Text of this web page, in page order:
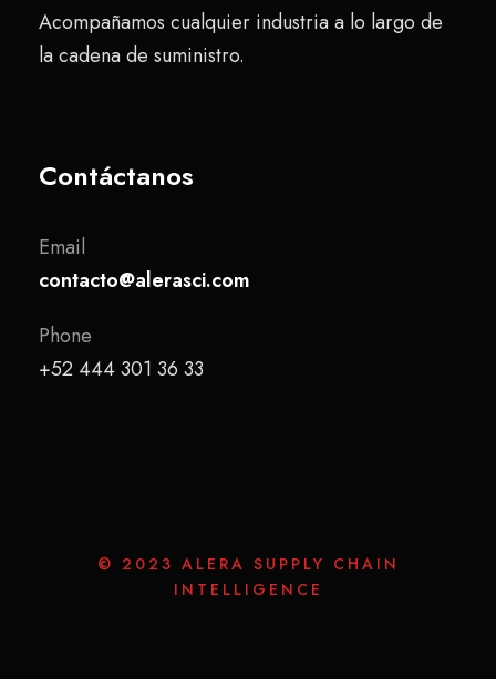
Acompañamos cualquier industria a lo largo de
la cadena de suministro.
Contáctanos
Email
contacto@alerasci.com
Phone
+52 444 301 36 33
© 2023 ALERA SUPPLY CHAIN
INTELLIGENCE